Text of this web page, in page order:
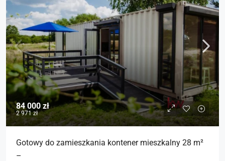
84 000 zł
2 971 zł
Gotowy do zamieszkania kontener mieszkalny 28 m²
–